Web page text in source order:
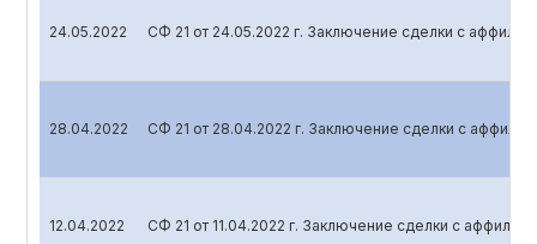
24.05.2022 СФ 21 от 24.05.2022 г. Заключение сделки с
28.04.2022 СФ 21 от 28.04.2022 г. Заключение сделки с
12.04.2022 СФ 21 от 11.04.2022 г. Заключение сделки с